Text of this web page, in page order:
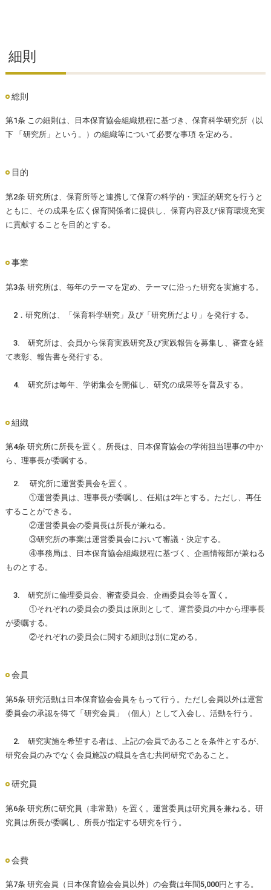
細則
総則
第1条 この細則は、日本保育協会組織規程に基づき、保育科学研究所（以
下 「研究所」という。）の組織等について必要な事項 を定める。
目的
第2条 研究所は、保育所等と連携して保育の科学的・実証的研究を行うと
ともに、その成果を広く保育関係者に提供し、保育内容及び保育環境充実
に貢献することを目的とする。
事業
第3条 研究所は、毎年のテーマを定め、テーマに沿った研究を実施する。
2．研究所は、「保育科学研究」及び「研究所だより」を発行する。
3. 研究所は、会員から保育実践研究及び実践報告を募集し、審査を経
て表彰、報告書を発行する。
4. 研究所は毎年、学術集会を開催し、研究の成果等を普及する。
組織
第4条 研究所に所長を置く。所長は、日本保育協会の学術担当理事の中か
ら、理事長が委嘱する。
2. 研究所に運営委員会を置く。
①運営委員は、理事長が委嘱し、任期は2年とする。ただし、再任
することができる。
②運営委員会の委員長は所長が兼ねる。
③研究所の事業は運営委員会において審議・決定する。
④事務局は、日本保育協会組織規程に基づく、企画情報部が兼ねる
ものとする。
3. 研究所に倫理委員会、審査委員会、企画委員会等を置く。
①それぞれの委員会の委員は原則として、運営委員の中から理事長
が委嘱する。
②それぞれの委員会に関する細則は別に定める。
会員
第5条 研究活動は日本保育協会会員をもって行う。ただし会員以外は運営
委員会の承認を得て「研究会員」（個人）として入会し、活動を行う。
2. 研究実施を希望する者は、上記の会員であることを条件とするが、
研究会員のみでなく会員施設の職員を含む共同研究であること。
研究員
第6条 研究所に研究員（非常勤）を置く。運営委員は研究員を兼ねる。研
究員は所長が委嘱し、所長が指定する研究を行う。
会費
第7条 研究会員（日本保育協会会員以外）の会費は年間5,000円とする。